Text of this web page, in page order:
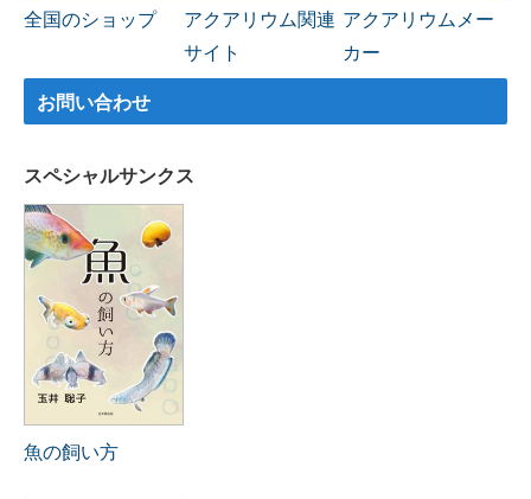
全国のショップ
アクアリウム関連
サイト
アクアリウムメー
カー
お問い合わせ
スペシャルサンクス
魚の飼い方